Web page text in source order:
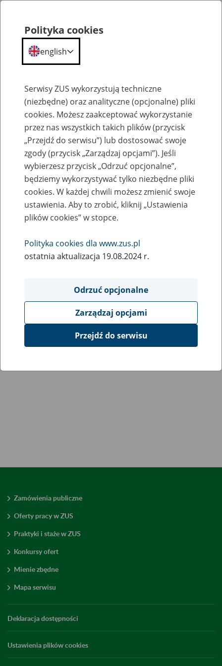
Kalendarium
Zamówienia publiczne
Oferty pracy w ZUS
Praktyki i staże w ZUS
Konkursy ofert
Mienie zbędne
Mapa serwisu
Deklaracja dostępności
Ustawienia plików cookies
Polityka cookies
english
Serwisy ZUS wykorzystują techniczne
(niezbędne) oraz analityczne (opcjonalne) pliki
cookies. Możesz zaakceptować wykorzystanie
przez nas wszystkich takich plików (przycisk
„Przejdź do serwisu”) lub dostosować swoje
zgody (przycisk „Zarządzaj opcjami”). Jeśli
wybierzesz przycisk „Odrzuć opcjonalne”,
będziemy wykorzystywać tylko niezbędne pliki
cookies. W każdej chwili możesz zmienić swoje
ustawienia. Aby to zrobić, kliknij „Ustawienia
plików cookies” w stopce.
Polityka cookies dla www.zus.pl
ostatnia aktualizacja 19.08.2024 r.
Odrzuć opcjonalne
Zarządzaj opcjami
Przejdź do serwisu